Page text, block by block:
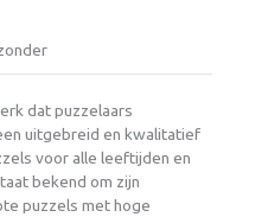
dat puzzelaars
uitgebreid en kwalitatief
voor alle leeftijden en
bekend om zijn
puzzels met hoge